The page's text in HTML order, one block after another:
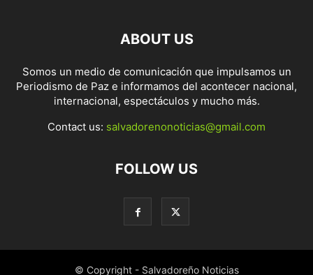
ABOUT US
Somos un medio de comunicación que impulsamos un
Periodismo de Paz e informamos del acontecer nacional,
internacional, espectáculos y mucho más.
Contact us: salvadorenonoticias@gmail.com
FOLLOW US
© Copyright - Salvadoreño Noticias